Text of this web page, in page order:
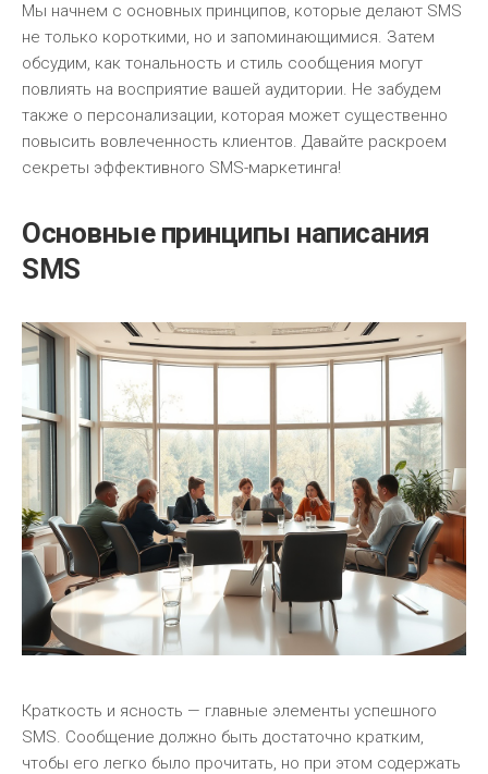
Мы начнем с основных принципов, которые делают SMS
не только короткими, но и запоминающимися. Затем
обсудим, как тональность и стиль сообщения могут
повлиять на восприятие вашей аудитории. Не забудем
также о персонализации, которая может существенно
повысить вовлеченность клиентов. Давайте раскроем
секреты эффективного SMS-маркетинга!
Основные принципы написания
SMS
Краткость и ясность — главные элементы успешного
SMS. Сообщение должно быть достаточно кратким,
чтобы его легко было прочитать, но при этом содержать